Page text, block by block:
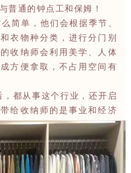
普通的钟点工和保姆！
单，他们会根据季节、
衣物种分类，进行分门别
收纳师会利用美学、人体
方便拿取，不占用空间有
从事这个行业，还开启
给收纳师的是事业和经济